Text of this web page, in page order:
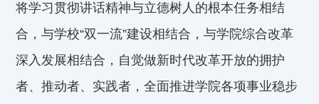
将学习贯彻讲话精神与立德树人的根本任务相结
合，与学校“双一流”建设相结合，与学院综合改革
深入发展相结合，自觉做新时代改革开放的拥护
者、推动者、实践者，全面推进学院各项事业稳步